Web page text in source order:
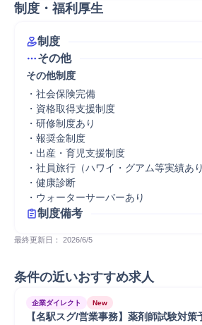
制度・福利厚生
制度
その他
その他制度
・社会保険完備
・資格取得支援制度
・研修制度あり
・報奨金制度
・出産・育児支援制度
・社員旅行（ハワイ・グアム等実績あり
・健康診断
・ウォーターサーバーあり
制度備考
最終更新日： 2026/6/5
条件の近いおすすめ求人
企業ダイレクト New
【名駅スグ/営業事務】薬剤師試験対